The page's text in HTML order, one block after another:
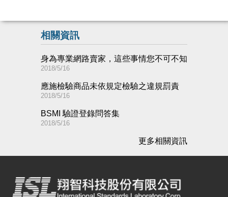
相關資訊
身為專業網路賣家，這些事情您不可不知
2018/5/16
應施檢驗商品未依規定檢驗之違規罰責
2018/5/16
BSMI 驗證登錄問答集
2018/5/16
更多相關資訊